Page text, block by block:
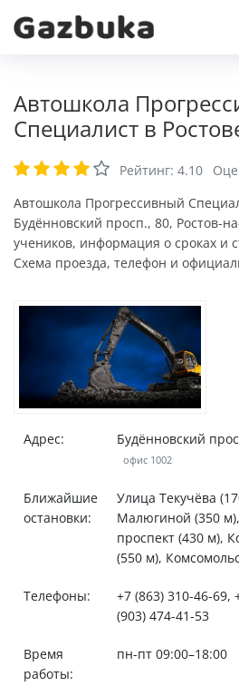
Автошкола
Специалист в
Рейтинг: 4.10
Автошкола Прогрессивный
Будённовский просп., 80, Ростов-
учеников, информация о сроках и
Схема проезда, телефон и
Адрес: Будённовский
офис 1002
Ближайшие
остановки:
Улица Текучёва
Малюгиной (350
проспект (430 м),
(550 м),
Телефоны:
+7 (863) 310-46-69,
(903) 474-41-53
Время
работы:
пн-пт 09:00–18:00